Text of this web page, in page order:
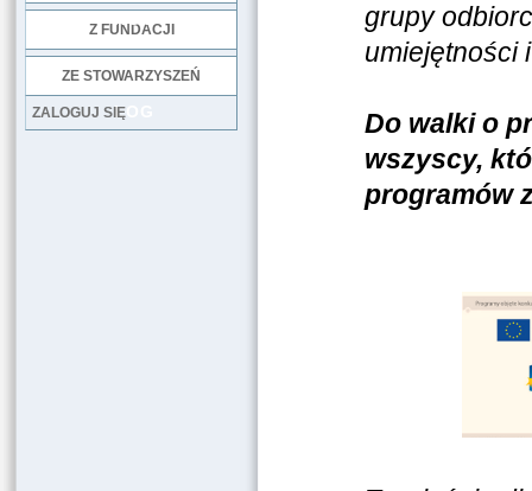
Z FUNDACJI
ZE STOWARZYSZEŃ
LOG
ZALOGUJ SIĘ
grupy
umiejętności
Do walki o
wszyscy,
programów